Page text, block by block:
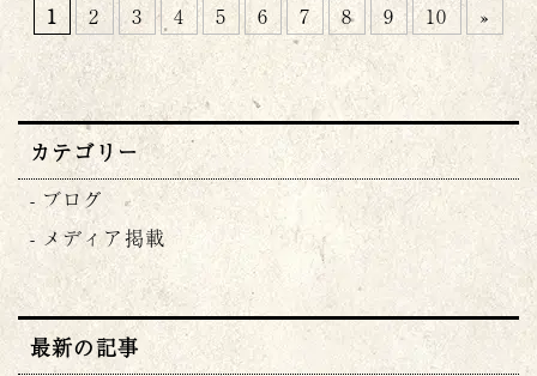
1 2 3 4 5 6 7 8 9 10 »
カテゴリー
ブログ
メディア掲載
最新の記事